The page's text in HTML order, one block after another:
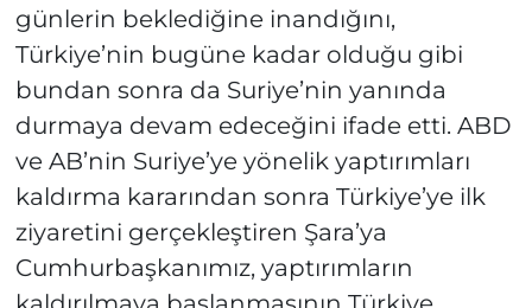
günlerin beklediğine inandığını,
Türkiye’nin bugüne kadar olduğu gibi
bundan sonra da Suriye’nin yanında
durmaya devam edeceğini ifade etti. ABD
ve AB’nin Suriye’ye yönelik yaptırımları
kaldırma kararından sonra Türkiye’ye ilk
ziyaretini gerçekleştiren Şara’ya
Cumhurbaşkanımız, yaptırımların